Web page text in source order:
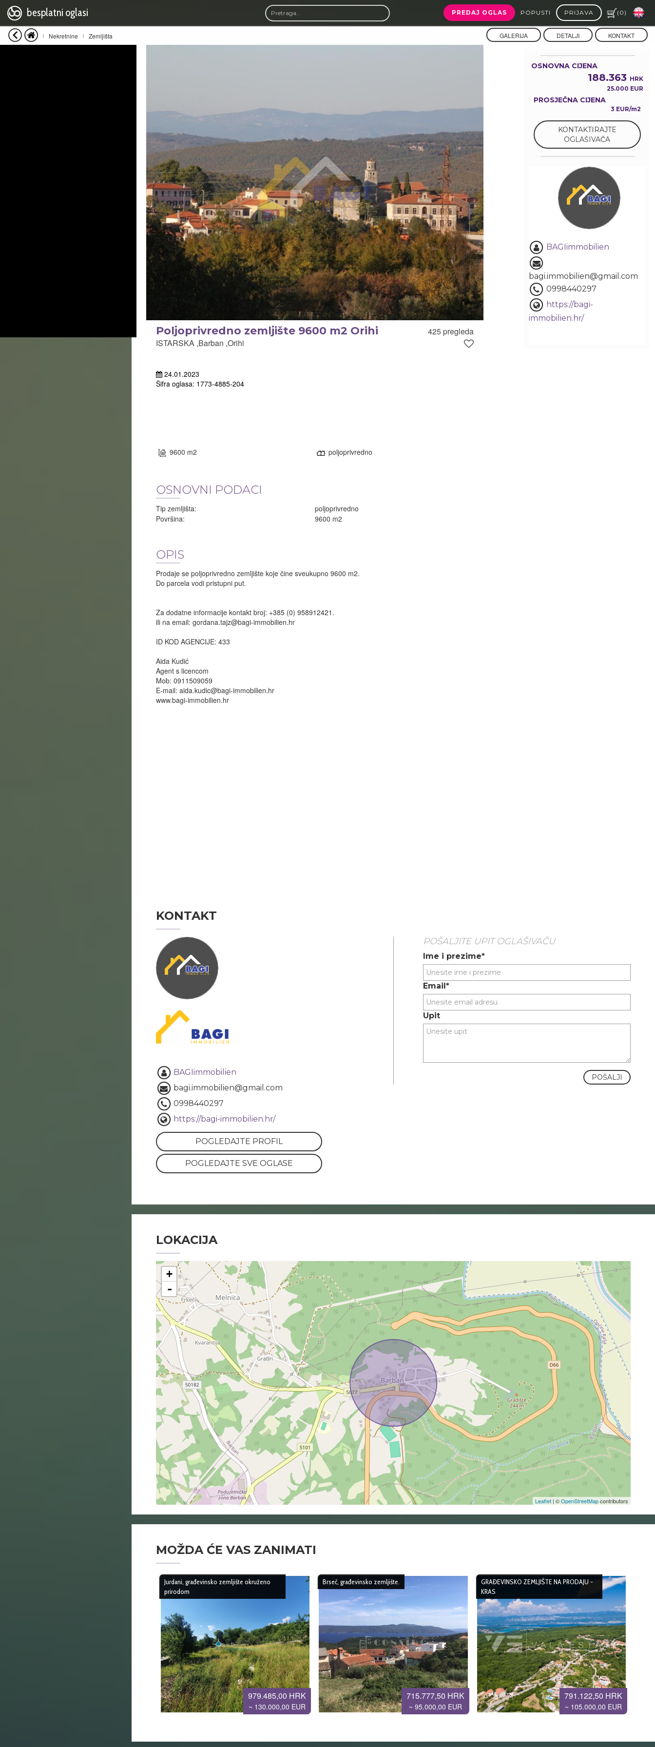
besplatni oglasi PREDAJ OGLAS POPUSTI PRIJAVA ( 0 )
| Nekretnine | Zemljišta GALERIJA DETALJI KONTAKT
OSNOVNA CIJENA
188.363 HRK
25.000 EUR
PROSJEČNA CIJENA
3 EUR/m2
KONTAKTIRAJTE
OGLAŠIVAČA
BAGIimmobilien
bagi.immobilien@gmail.com
0998440297
https://bagi-
immobilien.hr/
Poljoprivredno zemljište 9600 m2 Orihi
425 pregleda
ISTARSKA ,Barban ,Orihi
24.01.2023
Šifra oglasa: 1773-4885-204
9600 m2 poljoprivredno
OSNOVNI PODACI
Tip zemljišta:
poljoprivredno
Površina:
9600 m2
OPIS
Prodaje se poljoprivredno zemljište koje čine sveukupno 9600 m2.
Do parcela vodi pristupni put.
Za dodatne informacije kontakt broj: +385 (0) 958912421.
ili na email: gordana.tajz@bagi-immobilien.hr
ID KOD AGENCIJE: 433
Aida Kudić
Agent s licencom
Mob: 0911509059
E-mail: aida.kudic@bagi-immobilien.hr
www.bagi-immobilien.hr
KONTAKT
BAGIimmobilien
bagi.immobilien@gmail.com
0998440297
https://bagi-immobilien.hr/
POGLEDAJTE PROFIL
POGLEDAJTE SVE OGLASE
POŠALJITE UPIT OGLAŠIVAČU
Ime i prezime*
Email*
Upit
POŠALJI
LOKACIJA
+
-
Leaflet | ©OpenStreetMapcontributors
MOŽDA ĆE VAS ZANIMATI
979.485,00 HRK
~ 130.000,00 EUR
Jurdani, građevinsko zemljište okruženo
prirodom
715.777,50 HRK
~ 95.000,00 EUR
Brseč, građevinsko zemljište.
791.122,50 HRK
~ 105.000,00 EUR
GRAĐEVINSKO ZEMLJIŠTE NA PRODAJU -
KRAS